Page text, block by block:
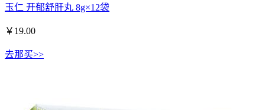
玉仁 开郁舒肝丸 8g×12袋
￥ 19.00
去那买>>